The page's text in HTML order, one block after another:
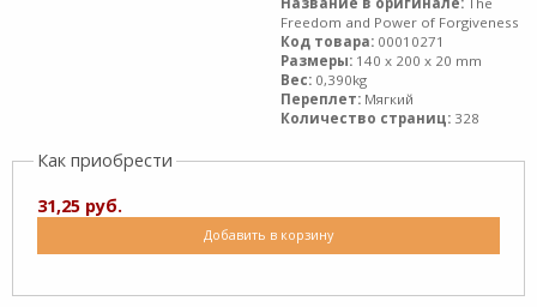
Freedom and Power of Forgiveness
Код товара: 00010271
Размеры: 140 x 200 x 20 mm
Вес: 0,390kg
Переплет: Мягкий
Количество страниц: 328
Как приобрести
31,25 руб.
Добавить в корзину